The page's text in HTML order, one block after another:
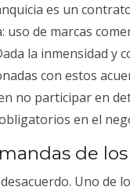
es un
de marcas
la inmensidad y
con estos
no participar en
en el
de
Uno de